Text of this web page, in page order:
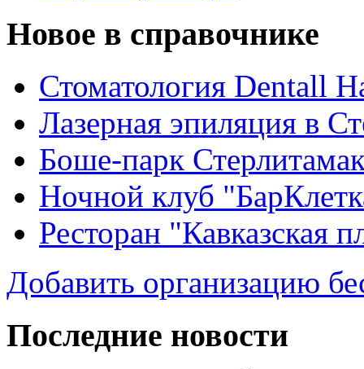
Новое в справочнике
Стоматология Dentall
Лазерная эпиляция в
Боше-парк
Ночной клуб
Ресторан "Кавказская
Добавить организацию
Последние новости